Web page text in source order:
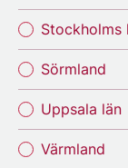
Stockholms
Sörmland
Uppsala län
Värmland